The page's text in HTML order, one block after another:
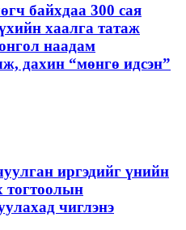
байхдаа 300 сая
хаалга татаж
наадам
дахин “мөнгө идсэн”
иргэдийг үнийн
тогтоолын
чиглэнэ